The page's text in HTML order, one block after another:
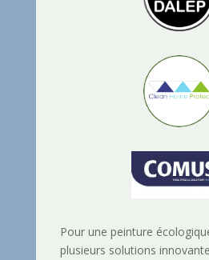
Pour une peinture
plusieurs solutions